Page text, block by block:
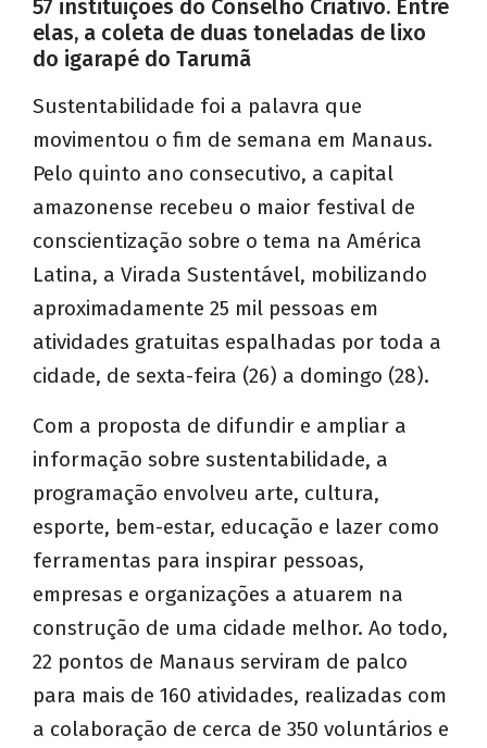
57 instituições do Conselho Criativo. Entre
elas, a coleta de duas toneladas de lixo
do igarapé do Tarumã
Sustentabilidade foi a palavra que
movimentou o fim de semana em Manaus.
Pelo quinto ano consecutivo, a capital
amazonense recebeu o maior festival de
conscientização sobre o tema na América
Latina, a Virada Sustentável, mobilizando
aproximadamente 25 mil pessoas em
atividades gratuitas espalhadas por toda a
cidade, de sexta-feira (26) a domingo (28).
Com a proposta de difundir e ampliar a
informação sobre sustentabilidade, a
programação envolveu arte, cultura,
esporte, bem-estar, educação e lazer como
ferramentas para inspirar pessoas,
empresas e organizações a atuarem na
construção de uma cidade melhor. Ao todo,
22 pontos de Manaus serviram de palco
para mais de 160 atividades, realizadas com
a colaboração de cerca de 350 voluntários e